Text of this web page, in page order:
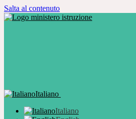
Salta al contenuto
Italiano
Italiano